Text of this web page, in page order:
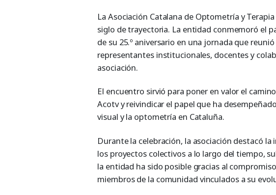
La Asociación Catalana de Optometría y
siglo de trayectoria. La entidad conmemoró el
de su 25.º aniversario en una jornada que
representantes institucionales, docentes y
asociación.
El encuentro sirvió para poner en valor el
Acotv y reivindicar el papel que ha
visual y la optometría en Cataluña.
Durante la celebración, la asociación destacó
los proyectos colectivos a lo largo del tiempo,
la entidad ha sido posible gracias al
miembros de la comunidad vinculados a su